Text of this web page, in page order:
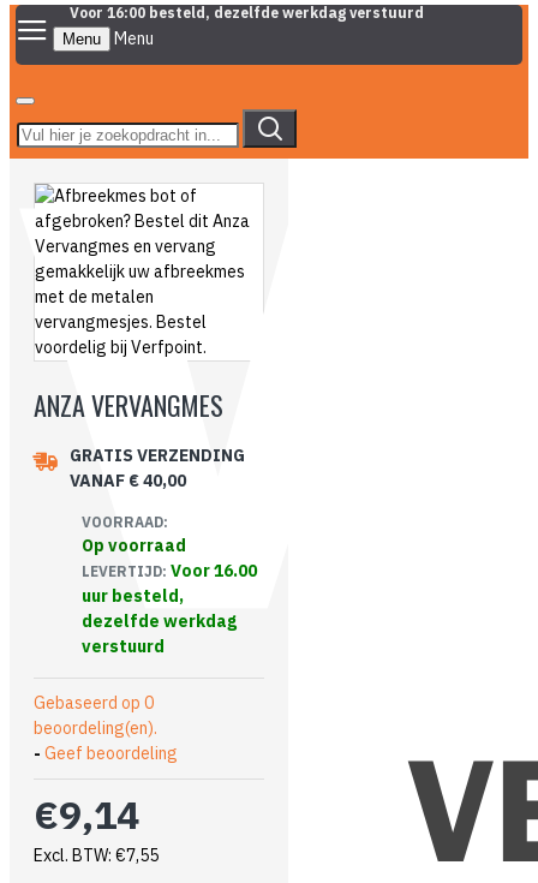
Voor 16:00 besteld, dezelfde werkdag verstuurd
Menu
ANZA VERVANGMES
GRATIS VERZENDING
VANAF € 40,00
VOORRAAD:
Op voorraad
LEVERTIJD: Voor 16.00
uur besteld,
dezelfde werkdag
verstuurd
Gebaseerd op 0
beoordeling(en).
- Geef beoordeling
€9,14
Excl. BTW: €7,55